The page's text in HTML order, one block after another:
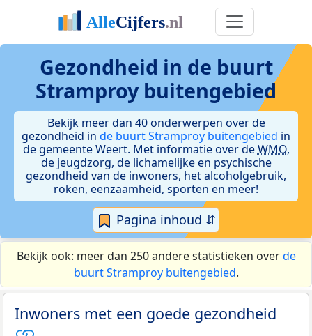
Gezondheid in de buurt
Stramproy buitengebied
Bekijk meer dan 40 onderwerpen over de
gezondheid in de buurt Stramproy buitengebied in
de gemeente Weert. Met informatie over deWMO,
de jeugdzorg, de lichamelijke en psychische
gezondheid van de inwoners, het alcoholgebruik,
roken, eenzaamheid, sporten en meer!
Pagina inhoud ⇵
Bekijk ook: meer dan 250 andere statistieken overde
buurt Stramproy buitengebied.
Inwoners met een goede gezondheid